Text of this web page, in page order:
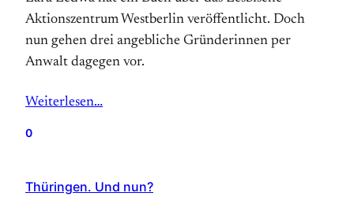
Aktionszentrum Westberlin veröffentlicht. Doch
nun gehen drei angebliche Gründerinnen per
Anwalt dagegen vor.
Weiterlesen…
0
Thüringen. Und nun?